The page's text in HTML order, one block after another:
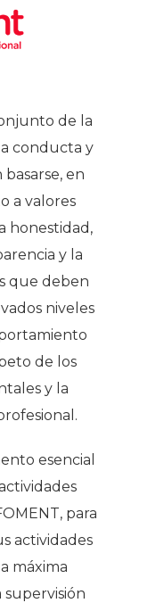
de la
conducta y
en
a valores
honestidad,
y la
que deben
niveles
de los
y la
esencial
para
actividades
máxima
supervisión